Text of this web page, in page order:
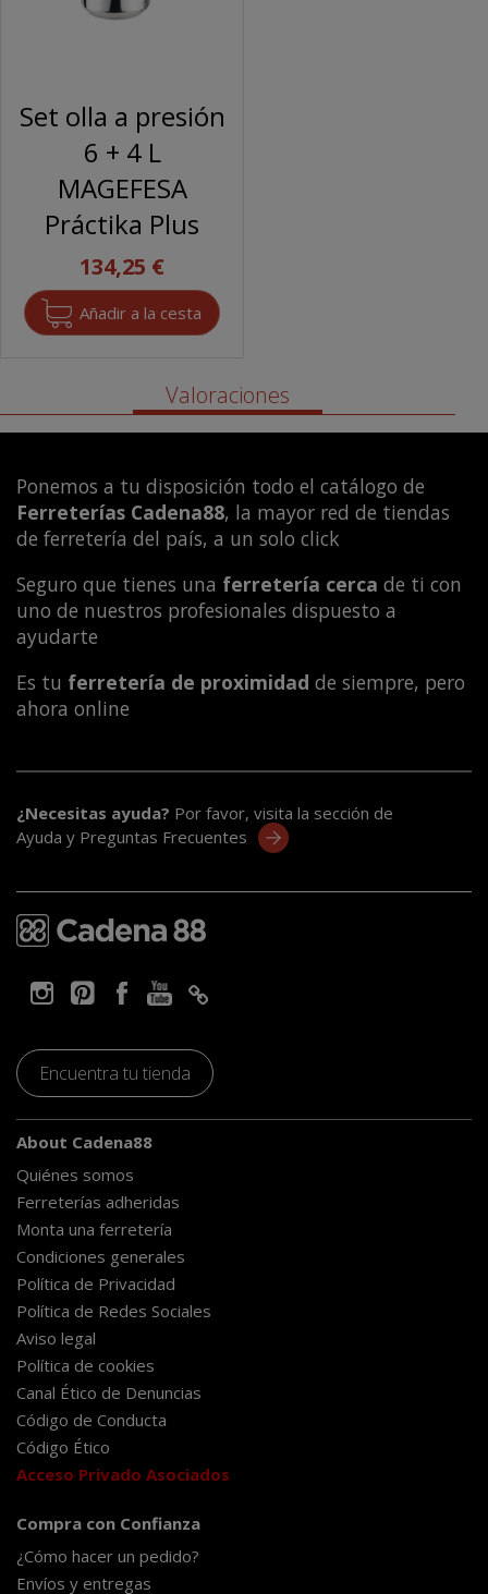
Set olla a presión
6 + 4 L
MAGEFESA
Práctika Plus
134,25 €
Valoraciones
Ponemos a tu disposición todo el catálogo de
Ferreterías Cadena88, la mayor red de tiendas
de ferretería del país, a un solo click
Seguro que tienes una ferretería cerca de ti con
uno de nuestros profesionales dispuesto a
ayudarte
Es tu ferretería de proximidad de siempre, pero
ahora online
¿Necesitas ayuda? Por favor, visita la sección de
Ayuda y Preguntas Frecuentes
Encuentra tu tienda
About Cadena88
Quiénes somos
Ferreterías adheridas
Monta una ferretería
Condiciones generales
Política de Privacidad
Política de Redes Sociales
Aviso legal
Política de cookies
Canal Ético de Denuncias
Código de Conducta
Código Ético
Acceso Privado Asociados
Compra con Confianza
¿Cómo hacer un pedido?
Envíos y entregas